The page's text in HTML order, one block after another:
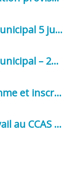
Compte rendu conseil municipal 5 juin 2026 sénatoriale
Compte rendu conseil municipal – 21 avril 2026
Tribu de Nava – programme et inscriptions été 2026
Permanence France Travail au CCAS de Saujon Juin 2026